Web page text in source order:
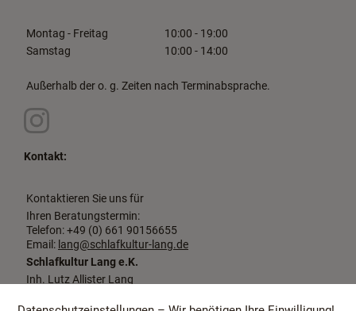
Montag - Freitag
10:00 - 19:00
Samstag
10:00 - 14:00
Außerhalb der o. g. Zeiten nach Terminabsprache.
Kontakt:
Kontaktieren Sie uns für
Ihren Beratungstermin:
Telefon: +49 (0) 661 90156655
Email: lang@schlafkultur-lang.de
Schlafkultur Lang e.K.
Inh. Lutz Allister Lang
36037 Fulda